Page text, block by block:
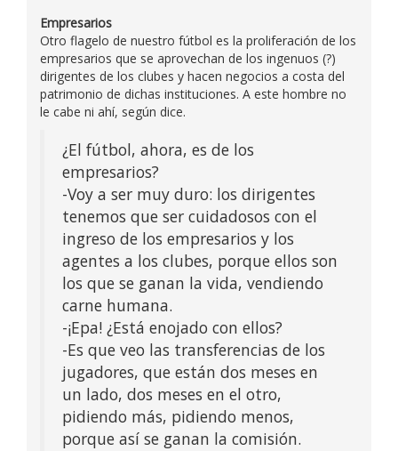
Empresarios
Otro flagelo de nuestro fútbol es la proliferación de los
empresarios que se aprovechan de los ingenuos (?)
dirigentes de los clubes y hacen negocios a costa del
patrimonio de dichas instituciones. A este hombre no
le cabe ni ahí, según dice.
¿El fútbol, ahora, es de los
empresarios?
-Voy a ser muy duro: los dirigentes
tenemos que ser cuidadosos con el
ingreso de los empresarios y los
agentes a los clubes, porque ellos son
los que se ganan la vida, vendiendo
carne humana.
-¡Epa! ¿Está enojado con ellos?
-Es que veo las transferencias de los
jugadores, que están dos meses en
un lado, dos meses en el otro,
pidiendo más, pidiendo menos,
porque así se ganan la comisión.